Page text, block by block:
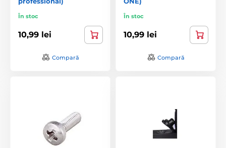
În stoc
10,99 lei
Compară
În stoc
10,99 lei
Compară